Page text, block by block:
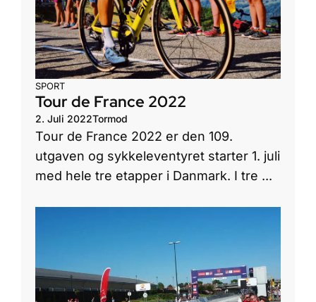
SPORT
Tour de France 2022
2. Juli 2022Tormod
Tour de France 2022 er den 109.
utgaven og sykkeleventyret starter 1. juli
med hele tre etapper i Danmark. I tre ...